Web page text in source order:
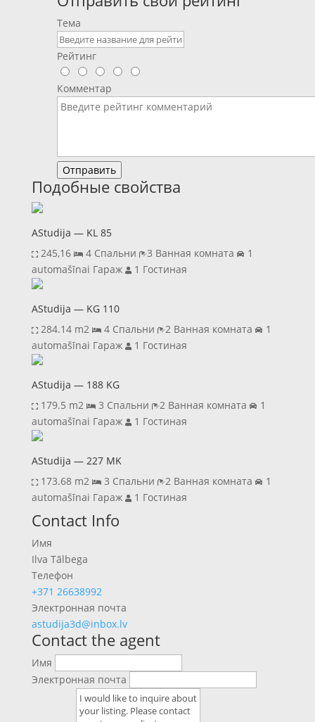
Тема
Рейтинг
Комментар
Отправить
Подобные свойства
AStudija — KL 85
245,16‬
4 Спальни 3 Ванная комната 1
automašīnai Гараж
1 Гостиная
AStudija — KG 110
284.14 m2
4 Спальни 2 Ванная комната 1
automašīnai Гараж
1 Гостиная
AStudija — 188 KG
179.5 m2
3 Спальни 2 Ванная комната 1
automašīnai Гараж
1 Гостиная
AStudija — 227 MK
173.68 m2
3 Спальни 2 Ванная комната 1
automašīnai Гараж
1 Гостиная
Previous
Next
Contact Info
Имя
Ilva Tālbega
Телефон
+371 26638992
Электронная почта
astudija3d@inbox.lv
Contact the agent
Имя
Электронная почта